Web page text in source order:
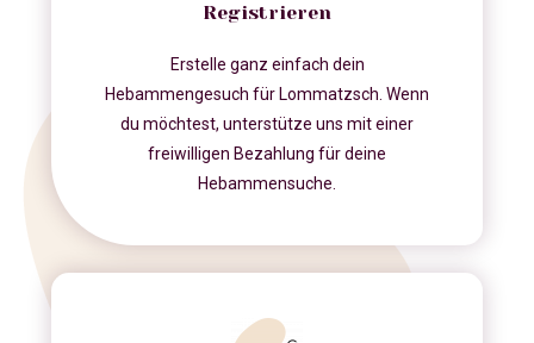
Registrieren
Erstelle ganz einfach dein
Hebammengesuch für Lommatzsch. Wenn
du möchtest, unterstütze uns mit einer
freiwilligen Bezahlung für deine
Hebammensuche.